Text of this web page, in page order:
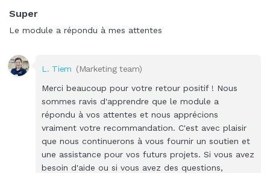
Super
Le module a répondu à mes attentes
L. Tiem (Marketing team)
Merci beaucoup pour votre retour positif ! Nous
sommes ravis d'apprendre que le module a
répondu à vos attentes et nous apprécions
vraiment votre recommandation. C'est avec plaisir
que nous continuerons à vous fournir un soutien et
une assistance pour vos futurs projets. Si vous avez
besoin d'aide ou si vous avez des questions,